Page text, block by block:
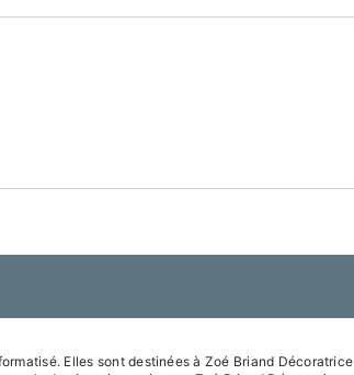
Elles sont destinées à Zoé Briand Décoratrice